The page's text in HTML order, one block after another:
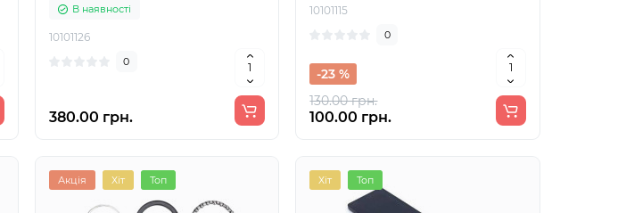
В наявності
10101126
0
380.00 грн.
10101115
0
130.00 грн.
-23 %
100.00 грн.
Акція Хіт Топ Хіт Топ